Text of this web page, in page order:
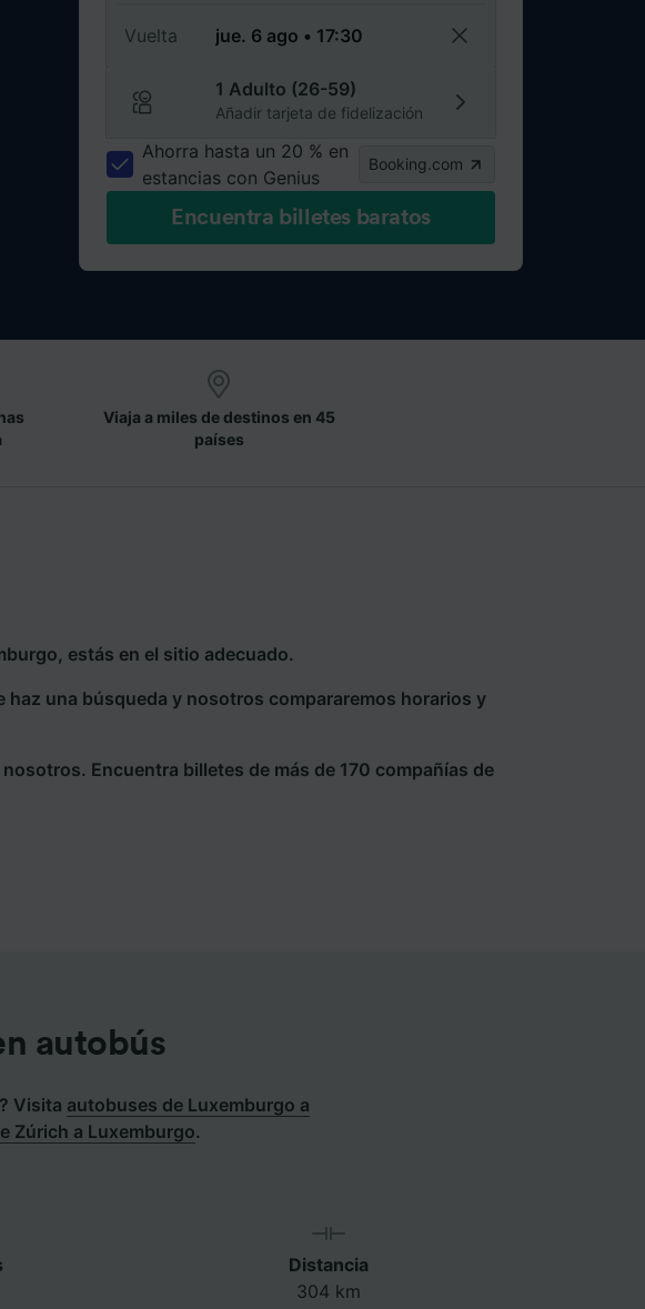
Vuelta
1 Adulto (26-59)
Añadir tarjeta de fidelización
Ahorra hasta un 20 % en
estancias con Genius
Booking.com
Encuentra billetes baratos
Viaja a miles de destinos en 45
países
estás en el sitio adecuado.
una búsqueda y nosotros compararemos horarios y
Encuentra billetes de más de 170 compañías de
autobús
Visita autobuses de Luxemburgo a
Zúrich a Luxemburgo.
Distancia
304 km